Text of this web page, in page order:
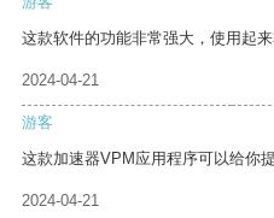
这款软件的功能非常强大，使用起来
2024-04-21
游客
这款加速器VPM应用程序可以给你
2024-04-21